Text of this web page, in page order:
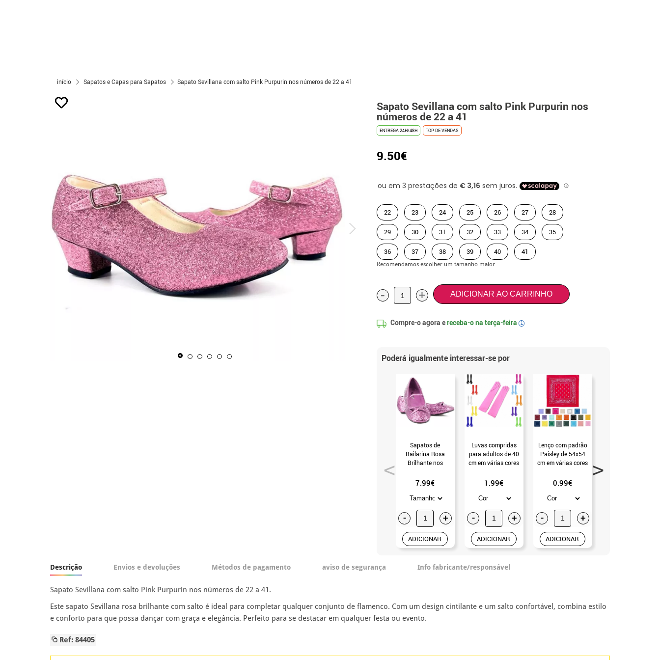
início Sapatos e Capas para Sapatos Sapato Sevillana com salto Pink Purpurin nos números de 22 a 41
Sapato Sevillana com salto Pink Purpurin nos
números de 22 a 41
ENTREGA 24H/48H TOP DE VENDAS
9.50€
22 23 24 25 26 27 28
29 30 31 32 33 34 35
36 37 38 39 40 41
Recomendamos escolher um tamanho maior
- + ADICIONAR AO CARRINHO
Compre-o agora ereceba-o na terça-feira i
Poderá igualmente interessar-se por
Sapatos de
Bailarina Rosa
Brilhante nos
7.99€
- +
ADICIONAR
Luvas compridas
para adultos de 40
cm em várias cores
1.99€
- +
ADICIONAR
Lenço com padrão
Paisley de 54x54
cm em várias cores
0.99€
- +
ADICIONAR
Descrição Envios e devoluções Métodos de pagamento aviso de segurança Info fabricante/responsável
Sapato Sevillana com salto Pink Purpurin nos números de 22 a 41.
Este sapato Sevillana rosa brilhante com salto é ideal para completar qualquer conjunto de flamenco. Com um design cintilante e um salto confortável, combina estilo
e conforto para que possa dançar com graça e elegância. Perfeito para se destacar em qualquer festa ou evento.
Ref: 84405